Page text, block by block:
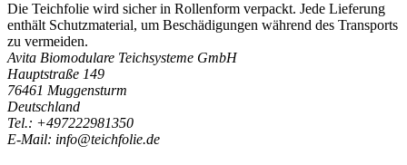
Die Teichfolie wird sicher in Rollenform verpackt. Jede Lieferung
enthält Schutzmaterial, um Beschädigungen während des Transports
zu vermeiden.
Avita Biomodulare Teichsysteme GmbH
Hauptstraße 149
76461 Muggensturm
Deutschland
Tel.: +497222981350
E-Mail: info@teichfolie.de